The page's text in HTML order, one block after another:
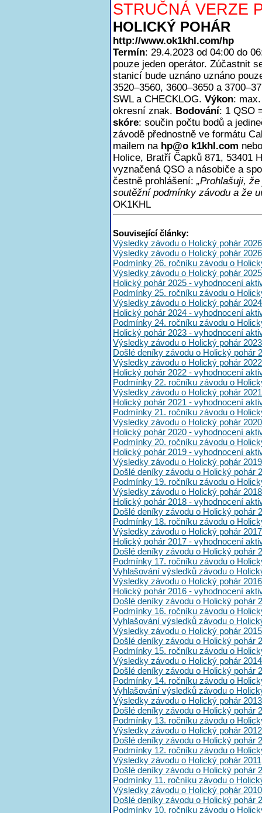
STRUČNÁ VERZE
HOLICKÝ POHÁR
http://www.ok1khl.com/hp
Termín: 29.4.2023 od 04:00 do
pouze jeden operátor. Zúčastnit
stanicí bude uznáno uznáno
3520–3560, 3600–3650 a
SWL a CHECKLOG. Výkon:
okresní znak. Bodování: 1 QSO
skóre: součin počtu bodů a
závodě přednostně ve formátu
mailem na hp@o k1khl.com
Holice, Bratří Čapků 871, 53401
vyznačená QSO a násobiče a
čestně prohlášení: „Prohlašuji,
soutěžní podmínky závodu a že
OK1KHL
Související články:
Výsledky závodu o Holický pohár
Výsledky závodu o Holický pohár 2026
Podmínky 26. ročníku závodu o
Výsledky závodu o Holický pohár 2025
Holický pohár 2025 - vyhodnocení
Podmínky 25. ročníku závodu o
Výsledky závodu o Holický pohár 2024
Holický pohár 2024 - vyhodnocení
Podmínky 24. ročníku závodu o
Holický pohár 2023 - vyhodnocení
Výsledky závodu o Holický pohár 2023
Došlé deníky závodu o Holický pohár
Výsledky závodu o Holický pohár 2022
Holický pohár 2022 - vyhodnocení
Podmínky 22. ročníku závodu o
Výsledky závodu o Holický pohár 2021
Holický pohár 2021 - vyhodnocení
Podmínky 21. ročníku závodu o
Výsledky závodu o Holický pohár 2020
Holický pohár 2020 - vyhodnocení
Podmínky 20. ročníku závodu o
Holický pohár 2019 - vyhodnocení
Výsledky závodu o Holický pohár 2019
Došlé deníky závodu o Holický pohár
Podmínky 19. ročníku závodu o
Výsledky závodu o Holický pohár 2018
Holický pohár 2018 - vyhodnocení
Došlé deníky závodu o Holický pohár
Podmínky 18. ročníku závodu o
Výsledky závodu o Holický pohár 2017
Holický pohár 2017 - vyhodnocení
Došlé deníky závodu o Holický pohár
Podmínky 17. ročníku závodu o
Vyhlašování výsledků závodu o
Výsledky závodu o Holický pohár 2016
Holický pohár 2016 - vyhodnocení
Došlé deníky závodu o Holický pohár
Podmínky 16. ročníku závodu o
Vyhlašování výsledků závodu o
Výsledky závodu o Holický pohár 2015
Došlé deníky závodu o Holický pohár
Podmínky 15. ročníku závodu o
Výsledky závodu o Holický pohár 2014
Došlé deníky závodu o Holický pohár
Podmínky 14. ročníku závodu o
Vyhlašování výsledků závodu o
Výsledky závodu o Holický pohár 2013
Došlé deníky závodu o Holický pohár
Podmínky 13. ročníku závodu o
Výsledky závodu o Holický pohár 2012
Došlé deníky závodu o Holický pohár
Podmínky 12. ročníku závodu o
Výsledky závodu o Holický pohár 2011
Došlé deníky závodu o Holický pohár
Podmínky 11. ročníku závodu o
Výsledky závodu o Holický pohár 2010
Došlé deníky závodu o Holický pohár
Podmínky 10. ročníku závodu o